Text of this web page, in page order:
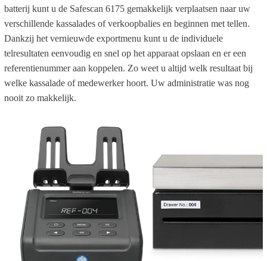
batterij kunt u de Safescan 6175 gemakkelijk verplaatsen naar uw
verschillende kassalades of verkoopbalies en beginnen met tellen.
Dankzij het vernieuwde exportmenu kunt u de individuele
telresultaten eenvoudig en snel op het apparaat opslaan en er een
referentienummer aan koppelen. Zo weet u altijd welk resultaat bij
welke kassalade of medewerker hoort. Uw administratie was nog
nooit zo makkelijk.